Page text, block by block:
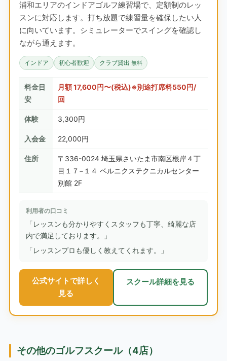
浦和エリアのインドアゴルフ練習場で、定額制のレッ
スンに対応します。打ち放題で練習量を確保したい人
に向いています。シミュレーターでスイングを確認し
ながら通えます。
インドア 初心者歓迎 クラブ貸出 無料
料金目
安
月額 17,600円〜(税込)※別途打席料550円/
回
体験 3,300円
入会金 22,000円
住所
〒336-0024 埼玉県さいたま市南区根岸４丁
目１７−１４ ベルニクステクニカルセンター
別館 2F
利用者の口コミ
「レッスンも分かりやすくスタッフも丁寧、綺麗な店
内で満足しております。」
「レッスンプロも優しく教えてくれます。」
公式サイトで詳しく
見る
スクール詳細を見る
その他のゴルフスクール（4店）